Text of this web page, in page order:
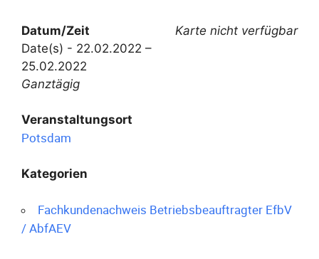
Karte nicht verfügbar
Datum/Zeit
Date(s) - 22.02.2022 –
25.02.2022
Ganztägig
Veranstaltungsort
Potsdam
Kategorien
Fachkundenachweis Betriebsbeauftragter EfbV
/ AbfAEV